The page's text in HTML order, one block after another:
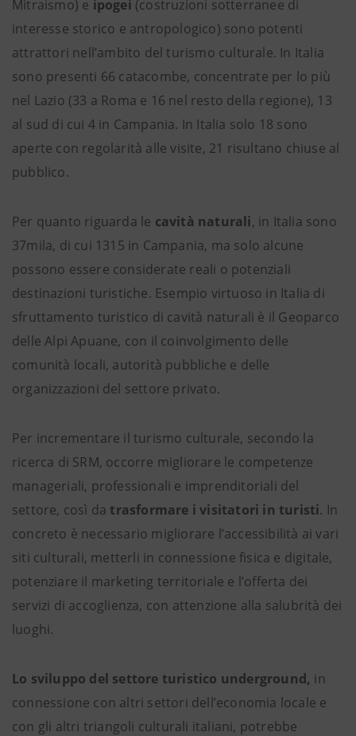
Mitraismo) e ipogei (costruzioni sotterranee di
interesse storico e antropologico) sono potenti
attrattori nell’ambito del turismo culturale. In Italia
sono presenti 66 catacombe, concentrate per lo più
nel Lazio (33 a Roma e 16 nel resto della regione), 13
al sud di cui 4 in Campania. In Italia solo 18 sono
aperte con regolarità alle visite, 21 risultano chiuse al
pubblico.
Per quanto riguarda le cavità naturali, in Italia sono
37mila, di cui 1315 in Campania, ma solo alcune
possono essere considerate reali o potenziali
destinazioni turistiche. Esempio virtuoso in Italia di
sfruttamento turistico di cavità naturali è il Geoparco
delle Alpi Apuane, con il coinvolgimento delle
comunità locali, autorità pubbliche e delle
organizzazioni del settore privato.
Per incrementare il turismo culturale, secondo la
ricerca di SRM, occorre migliorare le competenze
manageriali, professionali e imprenditoriali del
settore, così da trasformare i visitatori in turisti. In
concreto è necessario migliorare l’accessibilità ai vari
siti culturali, metterli in connessione fisica e digitale,
potenziare il marketing territoriale e l’offerta dei
servizi di accoglienza, con attenzione alla salubrità dei
luoghi.
Lo sviluppo del settore turistico underground, in
connessione con altri settori dell’economia locale e
con gli altri triangoli culturali italiani, potrebbe